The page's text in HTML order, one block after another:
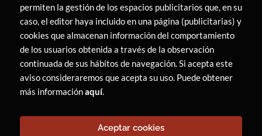
LIBRERÍA CANAIMA. Todos los Derechos Reservados
permiten la gestión de los espacios publicitarios que, en su
caso, el editor haya incluido en una página (publicitarias) y
cookies que almacenan información del comportamiento
de los usuarios obtenida a través de la observación
continuada de sus hábitos de navegación. Si acepta este
aviso consideraremos que acepta su uso. Puede obtener
más informaciónaquí.
Aceptar cookies